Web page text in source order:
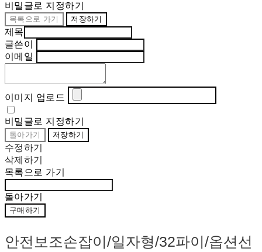
비밀글로 지정하기
목록으로 가기 저장하기
제목
글쓴이
이메일
이미지 업로드
비밀글로 지정하기
돌아가기 저장하기
수정하기
삭제하기
목록으로 가기
돌아가기
구매하기
안전보조손잡이/일자형/32파이/옵션선